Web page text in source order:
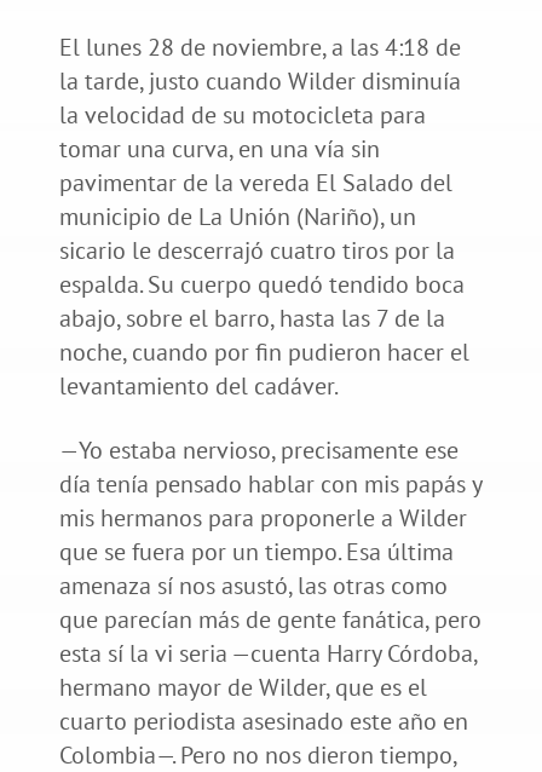
El lunes 28 de noviembre, a las 4:18 de
la tarde, justo cuando Wilder disminuía
la velocidad de su motocicleta para
tomar una curva, en una vía sin
pavimentar de la vereda El Salado del
municipio de La Unión (Nariño), un
sicario le descerrajó cuatro tiros por la
espalda. Su cuerpo quedó tendido boca
abajo, sobre el barro, hasta las 7 de la
noche, cuando por fin pudieron hacer el
levantamiento del cadáver.
—Yo estaba nervioso, precisamente ese
día tenía pensado hablar con mis papás y
mis hermanos para proponerle a Wilder
que se fuera por un tiempo. Esa última
amenaza sí nos asustó, las otras como
que parecían más de gente fanática, pero
esta sí la vi seria —cuenta Harry Córdoba,
hermano mayor de Wilder, que es el
cuarto periodista asesinado este año en
Colombia—. Pero no nos dieron tiempo,